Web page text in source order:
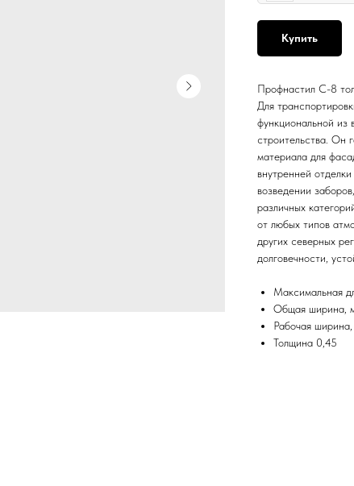
Купить
Профнастил С-8
Для
функциональной из
строительства. Он
материала для
внутренней
возведении
различных
от любых типов
других северных
долговечности,
Максимальная
Общая ширина,
Рабочая ширина,
Толщина 0,45